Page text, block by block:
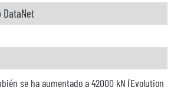
DataNet
se ha aumentado a 42000 kN (Evolution